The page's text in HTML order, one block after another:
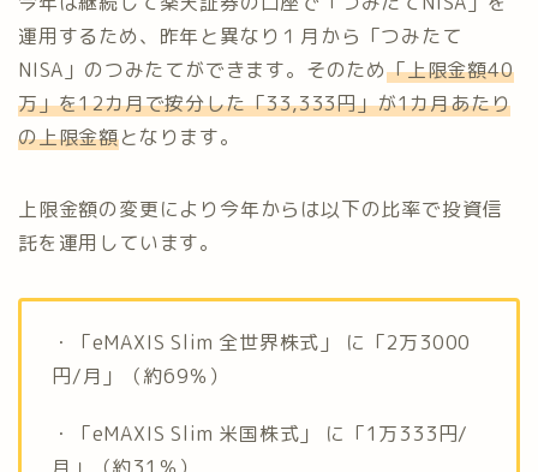
運用するため、昨年と異なり１月から「つみたて
NISA」のつみたてができます。そのため「上限金額40
万」を12カ月で按分した「33,333円」が1カ月あたり
の上限金額となります。
上限金額の変更により今年からは以下の比率で投資信
託を運用しています。
・「eMAXIS Slim 全世界株式」 に「2万3000
円/月」（約69％）
・「eMAXIS Slim 米国株式」 に「1万333円/
月」（約31％）